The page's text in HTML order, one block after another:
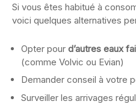
Si vous êtes habitué à
voici quelques alternatives
Opter pour d’autres eaux
(comme Volvic ou Evian)
Demander conseil à votre
Surveiller les arrivages